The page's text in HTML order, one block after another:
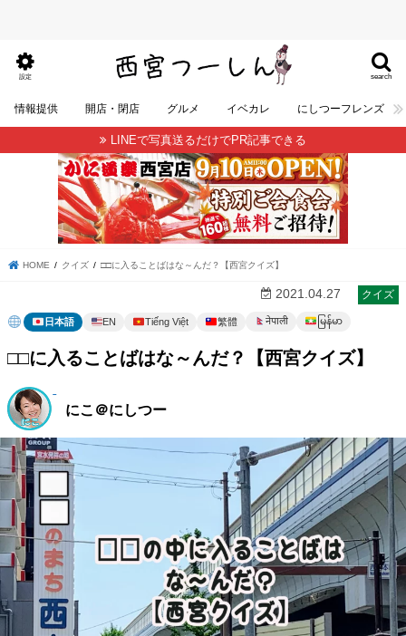
search
設定
情報提供 開店・閉店 グルメ イベカレ にしつーフレンズ
LINEで写真送るだけでPR記事できる
HOME クイズ □□に入ることばはな～んだ？【西宮クイズ】
クイズ
2021.04.27
日本語 EN Tiếng Việt 繁體 नेपाली မြန်မာ
□□に入ることばはな～んだ？【西宮クイズ】
にこ＠にしつー